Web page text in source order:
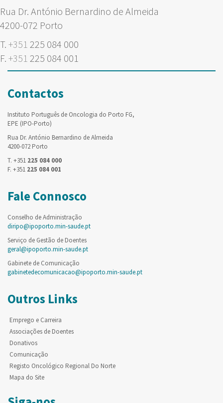
Rua Dr. António Bernardino de Almeida
4200-072 Porto
T. +351 225 084 000
F. +351 225 084 001
Contactos
Instituto Português de Oncologia do Porto FG,
EPE (IPO-Porto)
Rua Dr. António Bernardino de Almeida
4200-072 Porto
T. +351 225 084 000
F. +351 225 084 001
Fale Connosco
Conselho de Administração
diripo@ipoporto.min-saude.pt
Serviço de Gestão de Doentes
geral@ipoporto.min-saude.pt
Gabinete de Comunicação
gabinetedecomunicacao@ipoporto.min-saude.pt
Outros Links
Emprego e Carreira
Associações de Doentes
Donativos
Comunicação
Registo Oncológico Regional Do Norte
Mapa do Site